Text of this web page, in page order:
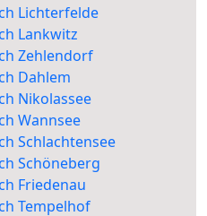
Lichterfelde
Lankwitz
Zehlendorf
Dahlem
Nikolassee
Wannsee
Schlachtensee
Schöneberg
Friedenau
Tempelhof